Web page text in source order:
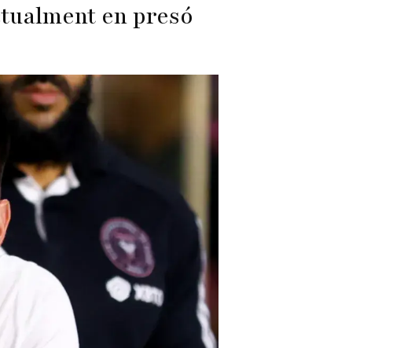
en presó